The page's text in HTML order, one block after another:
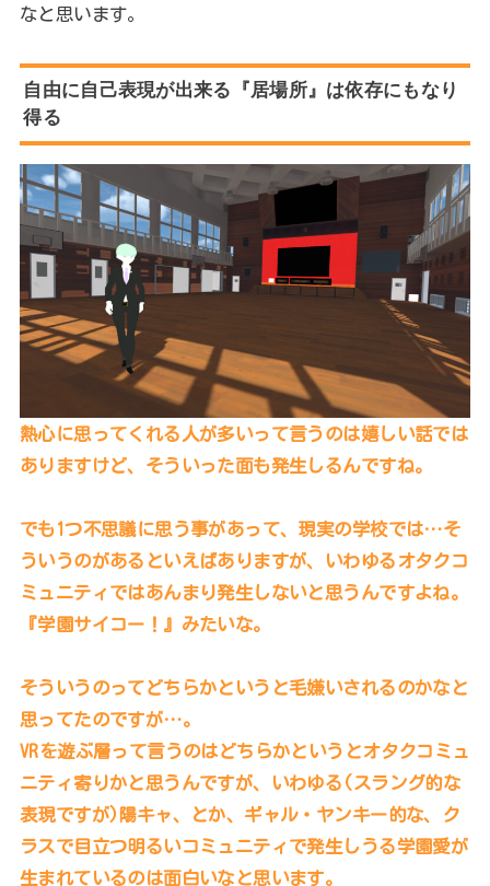
なと思います。
自由に自己表現が出来る『居場所』は依存にもなり
得る
熱心に思ってくれる人が多いって言うのは嬉しい話では
ありますけど、そういった面も発生しるんですね。
でも1つ不思議に思う事があって、現実の学校では…そ
ういうのがあるといえばありますが、いわゆるオタクコ
ミュニティではあんまり発生しないと思うんですよね。
『学園サイコー！』みたいな。
そういうのってどちらかというと毛嫌いされるのかなと
思ってたのですが…。
VRを遊ぶ層って言うのはどちらかというとオタクコミュ
ニティ寄りかと思うんですが、いわゆる(スラング的な
表現ですが)陽キャ、とか、ギャル・ヤンキー的な、ク
ラスで目立つ明るいコミュニティで発生しうる学園愛が
生まれているのは面白いなと思います。